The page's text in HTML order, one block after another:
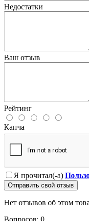
Недостатки
Ваш отзыв
Рейтинг
Капча
Я прочитал(-а)
Отправить свой отзыв
Нет отзывов об этом
Вопросов: 0